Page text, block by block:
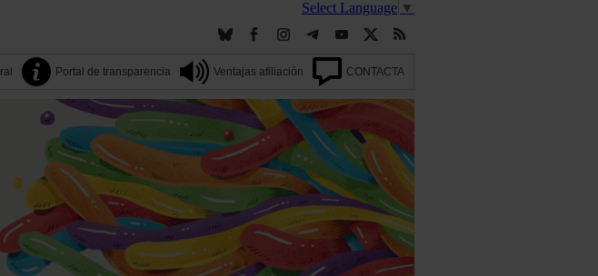
Select Language ▼
Portal de transparencia Ventajas afiliación CONTACTA